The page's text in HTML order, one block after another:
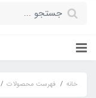
خانه فهرست محصولات